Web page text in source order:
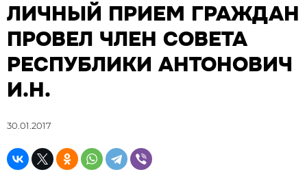
ЛИЧНЫЙ ПРИЕМ ГРАЖДАН
ПРОВЕЛ ЧЛЕН СОВЕТА
РЕСПУБЛИКИ АНТОНОВИЧ
И.Н.
30.01.2017